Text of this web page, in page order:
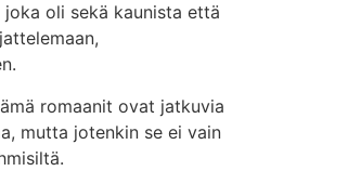
oli sekä kaunista että
romaanit ovat jatkuvia
mutta jotenkin se ei vain